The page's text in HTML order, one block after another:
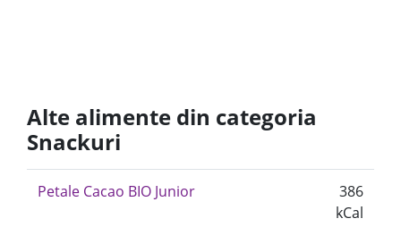
Alte alimente din categoria
Snackuri
Petale Cacao BIO Junior
386
kCal